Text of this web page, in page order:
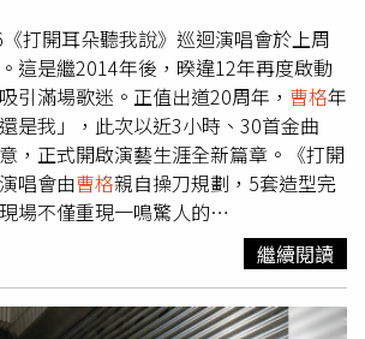
啊」。（圖／翻攝自Threads，
格事後也發現錯誤後已刪除原貼文，並
留言自嘲「我老花miss了個R啊」，說
輸入錯誤。該回應再度引發討論，也讓
注。事實上，曹格過去曾多次因性向話
外型與形象被部分族群關注，2008年
表示「我不是gay的」，並解釋當時已
被詢問性向而感到困擾。不過相關發言
族群不滿，掀起爭議。此次因打字誤植
樣，也讓過往事件被重新提起。
打開耳朵聽我說》巡迴演唱會於上周
這是繼2014年後，暌違12年再度啟動
引滿場歌迷。正值出道20周年， 曹格年
是我」，此次以近3小時、30首金曲
，正式開啟演藝生涯全新篇章。《打開
唱會由曹格親自操刀規劃，5套造型完
場不僅重現一鳴驚人的
當經典作〈背叛〉前奏響起，更掀起全
瞬間沸騰。一向真誠面對脆弱的曹格，
好〉時因感觸過深激動落淚，數度哽咽
實的流露引發台下歌迷集體「破防」，不
繼續閱讀